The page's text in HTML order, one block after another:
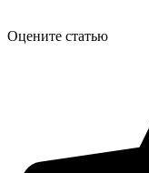
Оцените статью